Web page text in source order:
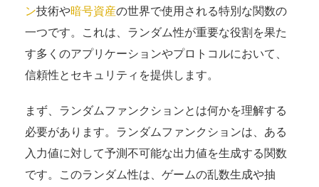
ン技術や暗号資産の世界で使用される特別な関数の
一つです。これは、ランダム性が重要な役割を果た
す多くのアプリケーションやプロトコルにおいて、
信頼性とセキュリティを提供します。
まず、ランダムファンクションとは何かを理解する
必要があります。ランダムファンクションは、ある
入力値に対して予測不可能な出力値を生成する関数
です。このランダム性は、ゲームの乱数生成や抽